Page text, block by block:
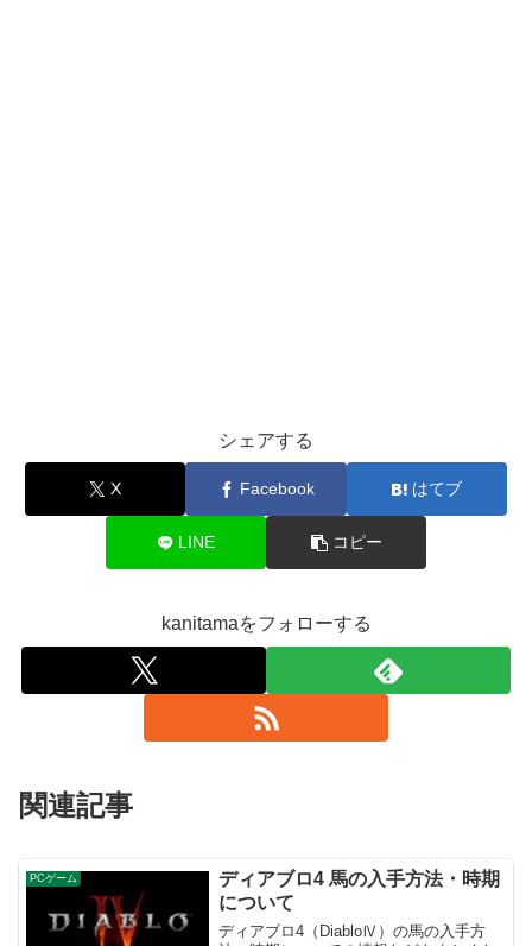
シェアする
X Facebook はてブ
LINE コピー
kanitamaをフォローする
関連記事
PCゲーム
ディアブロ4 馬の入手方法・時期
について
ディアブロ4（DiabloⅣ）の馬の入手方